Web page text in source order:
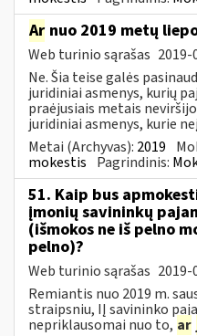
Ar nuo 2019 metų
Web turinio sąrašas 2019-
Ne. Šia teise galės
juridiniai asmenys, kurių
praėjusiais metais
juridiniai asmenys, kurie
Metai (Archyvas): 2019
mokestis Pagrindinis:
51. Kaip bus
įmonių savininkų
(išmokos ne iš pelno
pelno)?
Web turinio sąrašas 2019-
Remiantis nuo 2019 m.
straipsniu, IĮ savininko
nepriklausomai nuo to, ar